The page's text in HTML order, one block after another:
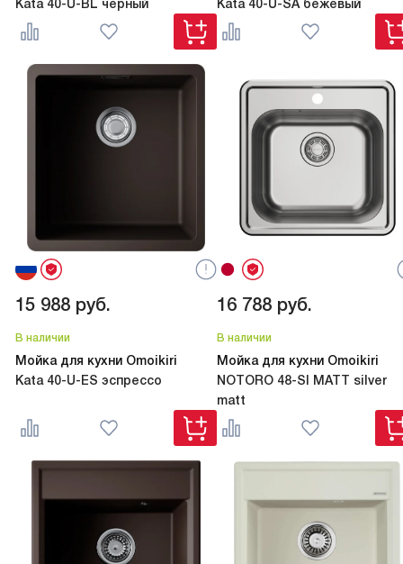
Kata 40-U-BL черный Kata 40-U-SA бежевый
В наличии
Мойка для кухни Omoikiri
Kata 40-U-ES эспрессо
15 988 руб.
В наличии
Мойка для кухни Omoikiri
NOTORO 48-SI MATT silver
matt
16 788 руб.